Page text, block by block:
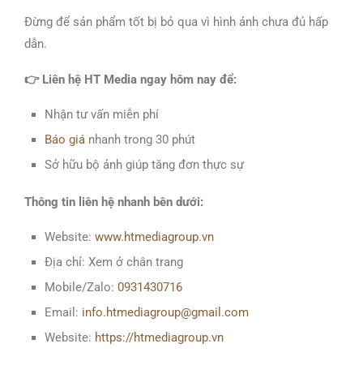
Đừng để sản phẩm tốt bị bỏ qua vì hình ảnh chưa đủ hấp
dẫn.
👉 Liên hệ HT Media ngay hôm nay để:
Nhận tư vấn miễn phí
Báo giá nhanh trong 30 phút
Sở hữu bộ ảnh giúp tăng đơn thực sự
Thông tin liên hệ nhanh bên dưới:
Website: www.htmediagroup.vn
Địa chỉ: Xem ở chân trang
Mobile/Zalo: 0931430716
Email: info.htmediagroup@gmail.com
Website: https://htmediagroup.vn